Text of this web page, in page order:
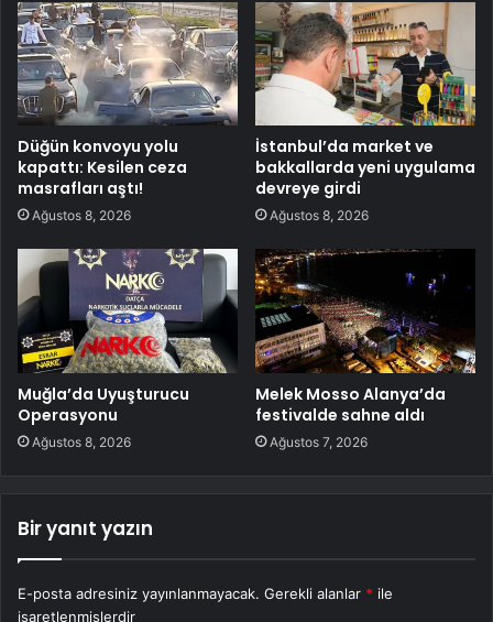
Düğün konvoyu yolu
kapattı: Kesilen ceza
masrafları aştı!
Ağustos 8, 2026
İstanbul’da market ve
bakkallarda yeni uygulama
devreye girdi
Ağustos 8, 2026
Muğla’da Uyuşturucu
Operasyonu
Ağustos 8, 2026
Melek Mosso Alanya’da
festivalde sahne aldı
Ağustos 7, 2026
Bir yanıt yazın
E-posta adresiniz yayınlanmayacak. Gerekli alanlar * ile
işaretlenmişlerdir